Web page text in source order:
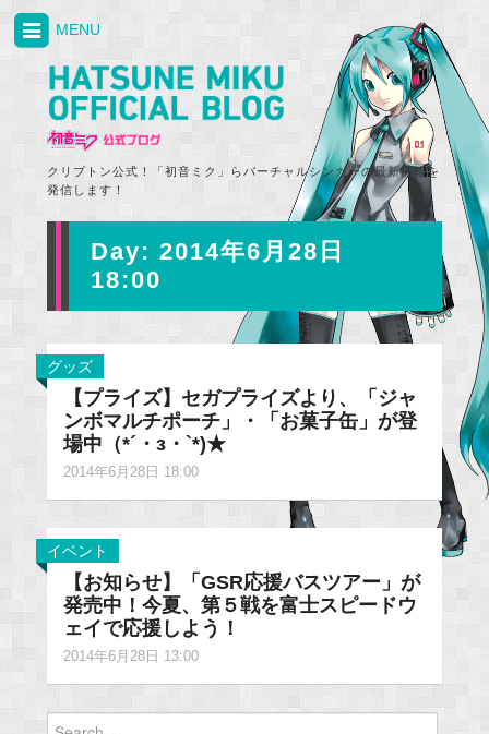
クリプトン公式！「初音ミク」らバーチャルシンガーの最新情報を
発信します！
MENU
Day: 2014年6月28日
18:00
グッズ
【プライズ】セガプライズより、「ジャ
ンボマルチポーチ」・「お菓子缶」が登
場中（*´・з・`*)★
2014年6月28日 18:00
イベント
【お知らせ】「GSR応援バスツアー」が
発売中！今夏、第５戦を富士スピードウ
ェイで応援しよう！
2014年6月28日 13:00
Search